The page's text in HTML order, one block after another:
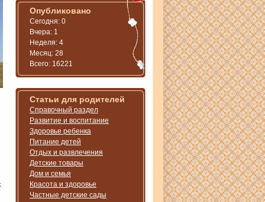
Опубликовано
Сегодня: 0
Вчера: 1
Неделя: 4
Месяц: 28
Всего: 16221
Статьи для родителей
Справочный раздел
Развитие и воспитание
Здоровье ребенка
Питание детей
Отдых и развлечения
Детские товары
Дом и семья
Красота и здоровье
Частные детские сады